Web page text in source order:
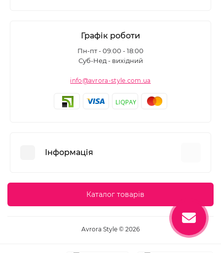
Графік роботи
Пн-пт - 09:00 - 18:00
Суб-Нед - вихідний
info@avrora-style.com.ua
Інформація
Угода користувача
Повернення товару
Каталог товарів
Avrora Style © 2026